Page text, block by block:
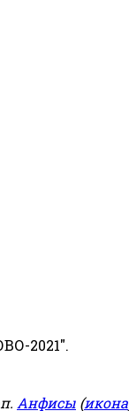
2021".
Анфисы (икона